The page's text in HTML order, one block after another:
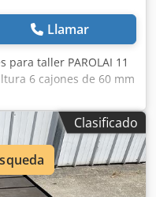
Llamar
para taller PAROLAI 11
6 cajones de 60 mm
1 cajón de 90 mm
910 x 720 x 1110 mm
150 kg
Clasificado